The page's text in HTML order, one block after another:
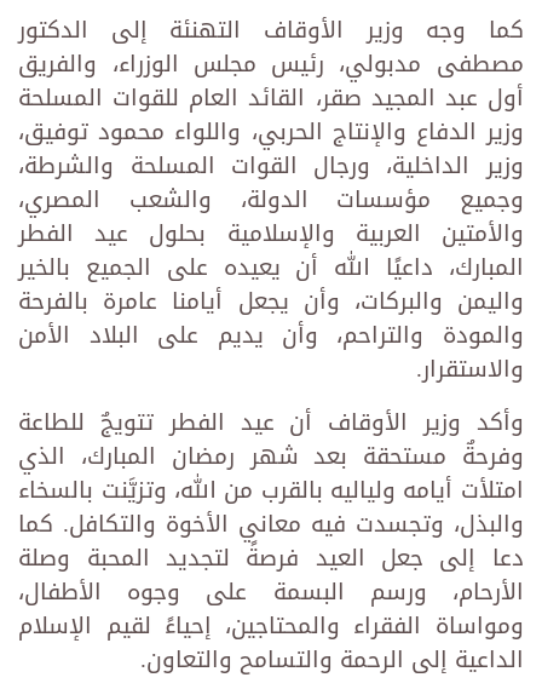
كما وجه وزير الأوقاف التهنئة إلى الدكتور
مصطفى مدبولي، رئيس مجلس الوزراء، والفريق
أول عبد المجيد صقر، القائد العام للقوات المسلحة
وزير الدفاع والإنتاج الحربي، واللواء محمود توفيق،
وزير الداخلية، ورجال القوات المسلحة والشرطة،
وجميع مؤسسات الدولة، والشعب المصري،
والأمتين العربية والإسلامية بحلول عيد الفطر
المبارك، داعيًا الله أن يعيده على الجميع بالخير
واليمن والبركات، وأن يجعل أيامنا عامرة بالفرحة
والمودة والتراحم، وأن يديم على البلاد الأمن
والاستقرار.
وأكد وزير الأوقاف أن عيد الفطر تتويجٌ للطاعة
وفرحةٌ مستحقة بعد شهر رمضان المبارك، الذي
امتلأت أيامه ولياليه بالقرب من الله، وتزيَّنت بالسخاء
والبذل، وتجسدت فيه معاني الأخوة والتكافل. كما
دعا إلى جعل العيد فرصةً لتجديد المحبة وصلة
الأرحام، ورسم البسمة على وجوه الأطفال،
ومواساة الفقراء والمحتاجين، إحياءً لقيم الإسلام
الداعية إلى الرحمة والتسامح والتعاون.